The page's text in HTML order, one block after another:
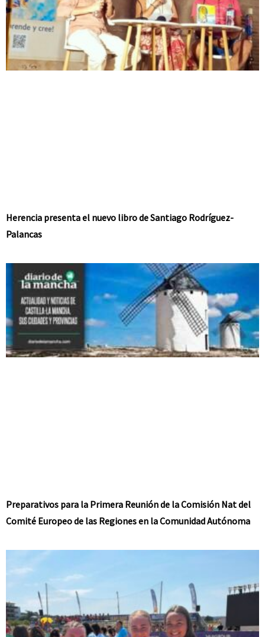
Herencia presenta el nuevo libro de Santiago Rodríguez-
Palancas
Preparativos para la Primera Reunión de la Comisión Nat del
Comité Europeo de las Regiones en la Comunidad Autónoma